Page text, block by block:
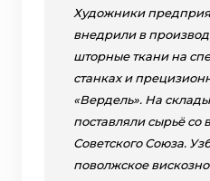
Художники
внедрили в
шторные ткани на
станках и
«Вердель». На
поставляли сырьё со
Советского Союза.
поволжское